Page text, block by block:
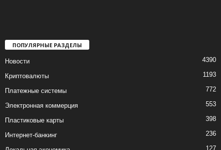
ПОПУЛЯРНЫЕ РАЗДЕЛЫ
Новости 4390
Криптовалюты 1193
Платежные системы 772
Электронная коммерция 553
Пластиковые карты 398
Интернет-банкинг 236
127